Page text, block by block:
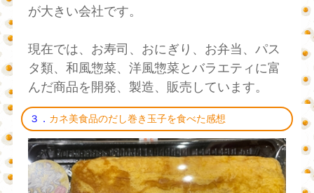
が大きい会社です。
現在では、お寿司、おにぎり、お弁当、パス
タ類、和風惣菜、洋風惣菜とバラエティに富
んだ商品を開発、製造、販売しています。
３． カネ美食品のだし巻き玉子を食べた感想